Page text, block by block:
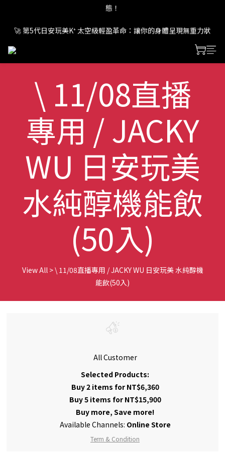
🚀 第5代日安玩美K⁺ 太空級輕盈革命：讓你的身體呈現無重力狀
態！
\ 11/08直播
專用 / JACKY
WU 日安玩美
水純醇機能飲
(50入)
View All>\ 11/08直播專用 / JACKY WU 日安玩美 水純醇機
能飲(50入)
All Customer
Selected Products:
Buy 2 items for NT$6,360
Buy 5 items for NT$15,900
Buy more, Save more!
Available Channels: Online Store
Term & Condition